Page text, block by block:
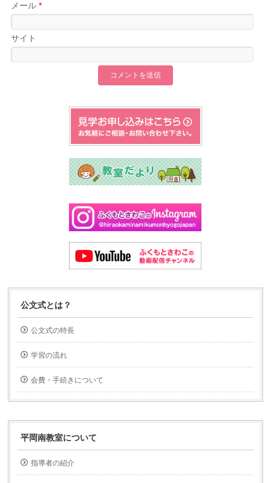
メール*
サイト
公文式とは？
公文式の特長
学習の流れ
会費・手続きについて
平岡南教室について
指導者の紹介